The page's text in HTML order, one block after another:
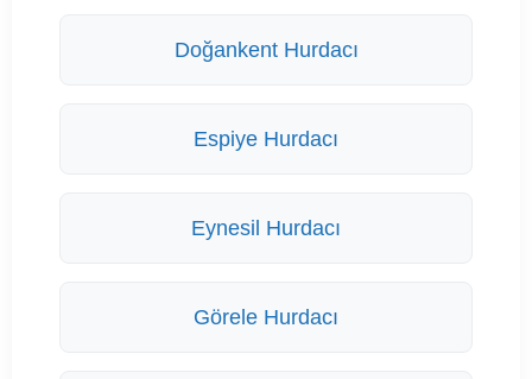
Doğankent Hurdacı
Espiye Hurdacı
Eynesil Hurdacı
Görele Hurdacı